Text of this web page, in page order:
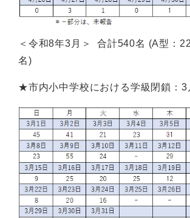
＜令和8年3月＞ 合計540名 (A型：
名)
★市内小中学校における学級閉鎖：3